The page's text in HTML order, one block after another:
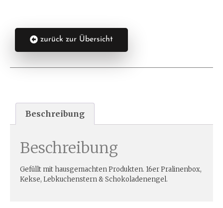
zurück zur Übersicht
Beschreibung
Beschreibung
Gefüllt mit hausgemachten Produkten. 16er Pralinenbox,
Kekse, Lebkuchenstern & Schokoladenengel.